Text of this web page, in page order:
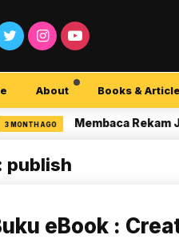
About Books &
AGO Membaca Rekam Jejak
publish
eBook :